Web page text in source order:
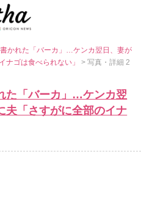
かれた「バーカ」…ケンカ翌日、妻が
ナゴは食べられない」> 写真・詳細 2
た「バーカ」…ケンカ翌
夫「さすがに全部のイナ